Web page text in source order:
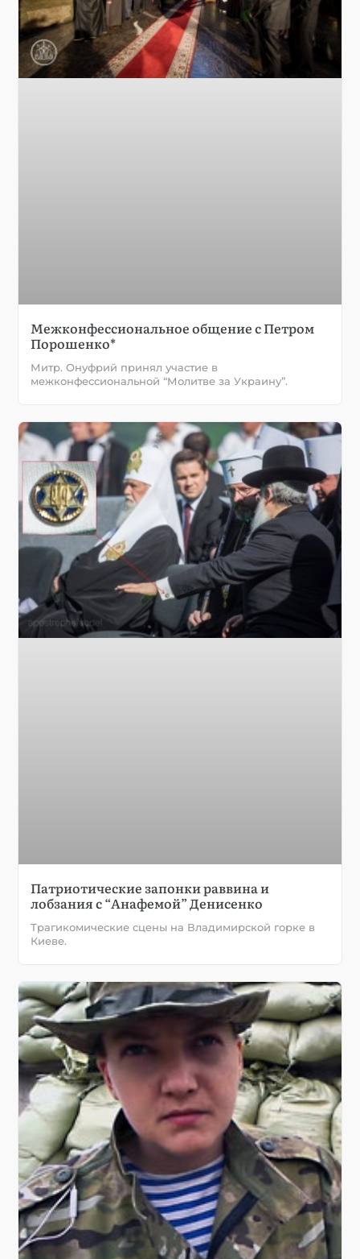
Межконфессиональное общение с Петром
Порошенко*
Митр. Онуфрий принял участие в
межконфессиональной “Молитве за Украину”.
Патриотические запонки раввина и
лобзания с “Анафемой” Денисенко
Трагикомические сцены на Владимирской горке в
Киеве.